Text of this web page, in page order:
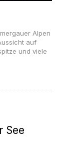
Alpen
auf
und viele
See